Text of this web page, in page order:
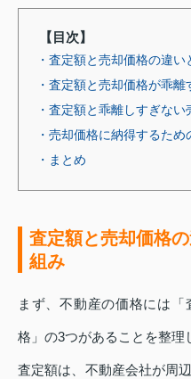
【目次】
・査定額と売却価格の違
・査定額と売却価格が乖
・査定額と乖離しすぎな
・売却価格に納得するた
・まとめ
査定額と売却価格
組み
まず、不動産の価格には
格」の3つがあることを整理
査定額は、不動産会社が周